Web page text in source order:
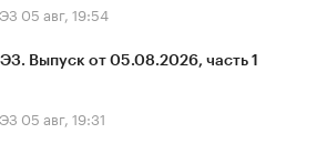
05 авг, 19:54
Выпуск от 05.08.2026, часть 1
05 авг, 19:31